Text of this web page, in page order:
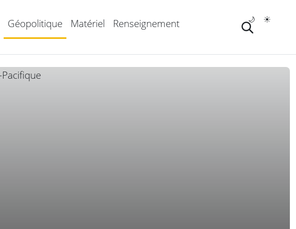
Géopolitique Matériel Renseignement ☀️
🌙